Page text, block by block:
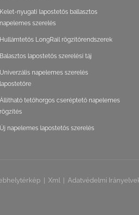
Kelet-nyugati lapostetős ballasztos
napelemes szerelés
Hullámtetős LongRail rögzítőrendszerek
Balasztos lapostetős szerelési táj
Univerzális napelemes szerelés
lapostetőre
Állítható tetőhorgos cseréptető napelemes
rögzítés
Új napelemes lapostetős szerelés
Xml Adatvédelmi